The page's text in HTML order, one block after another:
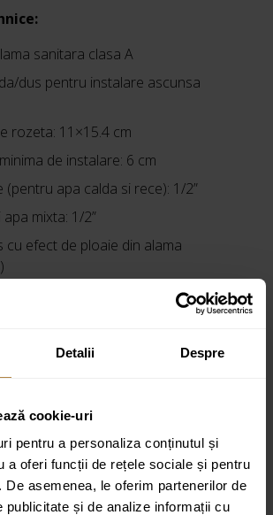
Detalii Despre
cookie-uri
pentru a personaliza conținutul și
a oferi funcții de rețele sociale și pentru
De asemenea, le oferim partenerilor de
publicitate și de analize informații cu
sanitara clasa A
dus pentru instalare ascunsa
rozeta: 11×15.4 cm
de instalare: 6 cm
(pentru apa calda si rece): 1/2”
mixta: 1/2”
cu efect de ploaie din alama
20×20 cm, grosime: 0.9 cm
l/min.
alama (RA15)
cm
1/2″
(JIMJIM-R)
ploaie, bici, mixt